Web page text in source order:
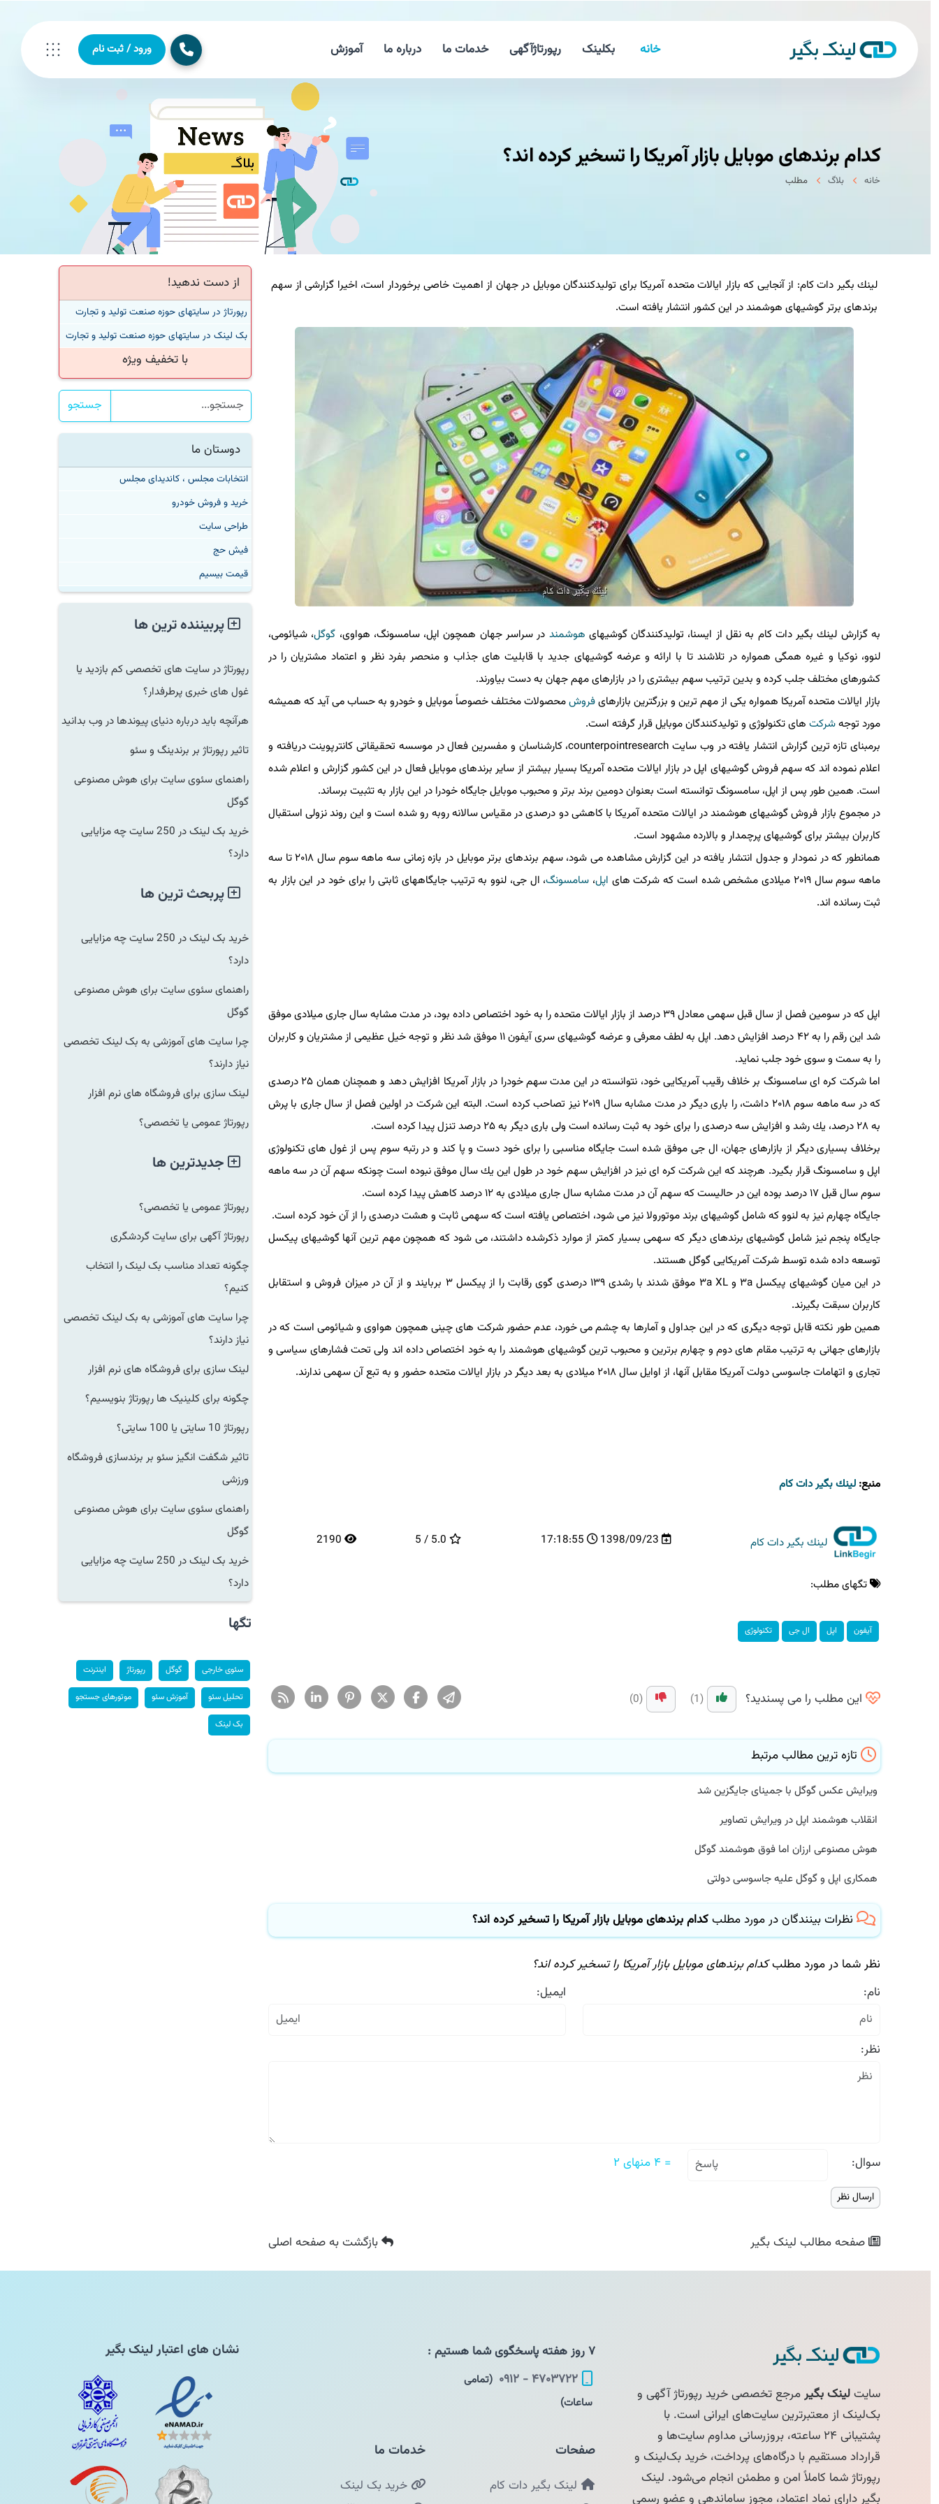
خانه بکلینک رپورتاژآگهی خدمات ما درباره ما آموزش ورود / ثبت نام
كدام برندهای موبایل بازار آمریكا را تسخیر كرده اند؟
خانه بلاگ مطلب
لینك بگیر دات كام: از آنجایی كه بازار ایالات متحده آمریكا برای تولیدكنندگان موبایل در جهان از اهمیت خاصی برخوردار است، اخیرا گزارشی از سهم
برندهای برتر گوشیهای هوشمند در این كشور انتشار یافته است.
به گزارش لینك بگیر دات كام به نقل از ایسنا، تولیدكنندگان گوشیهایهوشمنددر سراسر جهان همچون اپل، سامسونگ، هواوی،گوگل، شیائومی،
لنوو، نوكیا و غیره همگی همواره در تلاشند تا با ارائه و عرضه گوشیهای جدید با قابلیت های جذاب و منحصر بفرد نظر و اعتماد مشتریان را در
كشورهای مختلف جلب كرده و بدین ترتیب سهم بیشتری را در بازارهای مهم جهان به دست بیاورند.
بازار ایالات متحده آمریكا همواره یكی از مهم ترین و بزرگترین بازارهایفروشمحصولات مختلف خصوصاً موبایل و خودرو به حساب می آید كه همیشه
مورد توجهشركتهای تكنولوژی و تولیدكنندگان موبایل قرار گرفته است.
برمبنای تازه ترین گزارش انتشار یافته در وب سایت counterpointresearch، كارشناسان و مفسرین فعال در موسسه تحقیقاتی كانترپوینت دریافته و
اعلام نموده اند كه سهم فروش گوشیهای اپل در بازار ایالات متحده آمریكا بسیار بیشتر از سایر برندهای موبایل فعال در این كشور گزارش و اعلام شده
است. همین طور پس از اپل، سامسونگ توانسته است بعنوان دومین برند برتر و محبوب موبایل جایگاه خودرا در این بازار به تثبیت برساند.
در مجموع بازار فروش گوشیهای هوشمند در ایالات متحده آمریكا با كاهشی دو درصدی در مقیاس سالانه روبه رو شده است و این روند نزولی استقبال
كاربران بیشتر برای گوشیهای پرچمدار و بالارده مشهود است.
همانطور كه در نمودار و جدول انتشار یافته در این گزارش مشاهده می شود، سهم برندهای برتر موبایل در بازه زمانی سه ماهه سوم سال ۲۰۱۸ تا سه
ماهه سوم سال ۲۰۱۹ میلادی مشخص شده است كه شركت های
اپل،سامسونگ، ال جی، لنوو به ترتیب جایگاههای ثابتی را برای خود در این بازار به
ثبت رسانده اند.
اپل كه در سومین فصل از سال قبل سهمی معادل ۳۹ درصد از بازار ایالات متحده را به خود اختصاص داده بود، در مدت مشابه سال جاری میلادی موفق
شد این رقم را به ۴۲ درصد افزایش دهد. اپل به لطف معرفی و عرضه گوشیهای سری آیفون ۱۱ موفق شد نظر و توجه خیل عظیمی از مشتریان و كاربران
را به سمت و سوی خود جلب نماید.
اما شركت كره ای سامسونگ بر خلاف رقیب آمریكایی خود، نتوانسته در این مدت سهم خودرا در بازار آمریكا افزایش دهد و همچنان همان ۲۵ درصدی
كه در سه ماهه سوم ۲۰۱۸ داشت، را باری دیگر در مدت مشابه سال ۲۰۱۹ نیز تصاحب كرده است. البته این شركت در اولین فصل از سال جاری با پرش
به ۲۸ درصد، یك رشد و افزایش سه درصدی را برای خود به ثبت رسانده است ولی باری دیگر به ۲۵ درصد تنزل پیدا كرده است.
برخلاف بسیاری دیگر از بازارهای جهان، ال جی موفق شده است جایگاه مناسبی را برای خود دست و پا كند و در رتبه سوم پس از غول های تكنولوژی
اپل و سامسونگ قرار بگیرد. هرچند كه این شركت كره ای نیز در افزایش سهم خود در طول این یك سال موفق نبوده است چونكه سهم آن در سه ماهه
سوم سال قبل ۱۷ درصد بوده این در حالیست كه سهم آن در مدت مشابه سال جاری میلادی به ۱۲ درصد كاهش پیدا كرده است.
جایگاه چهارم نیز به لنوو كه شامل گوشیهای برند موتورولا نیز می شود، اختصاص یافته است كه سهمی ثابت و هشت درصدی را از آن خود كرده است.
جایگاه پنجم نیز شامل گوشیهای برندهای دیگر كه سهمی بسیار كمتر از موارد ذكرشده داشتند، می شود كه همچون مهم ترین آنها گوشیهای پیكسل
توسعه داده شده توسط شركت آمریكایی گوگل هستند.
در این میان گوشیهای پیكسل ۳a و ۳a XL موفق شدند با رشدی ۱۳۹ درصدی گوی رقابت را از پیكسل ۳ بربایند و از آن در میزان فروش و استقابل
كاربران سبقت بگیرند.
همین طور نكته قابل توجه دیگری كه در این جداول و آمارها به چشم می خورد، عدم حضور شركت های چینی همچون هواوی و شیائومی است كه در
بازارهای جهانی به ترتیب مقام های دوم و چهارم برترین و محبوب ترین گوشیهای هوشمند را به خود اختصاص داده اند ولی تحت فشارهای سیاسی و
تجاری و اتهامات جاسوسی دولت آمریكا مقابل آنها، از اوایل سال ۲۰۱۸ میلادی به بعد دیگر در بازار ایالات متحده حضور و به تبع آن سهمی ندارند.
منبع:لینك بگیر دات كام
لینك بگیر دات كام 1398/09/23
17:18:55
5.0 / 5
2190
تگهای مطلب:
آیفون اپل ال جی تكنولوژی
این مطلب را می پسندید؟
تازه ترین مطالب مرتبط
ویرایش عکس گوگل با جمینای جایگزین شد
انقلاب هوشمند اپل در ویرایش تصاویر
هوش مصنوعی ارزان اما فوق هوشمند گوگل
همکاری اپل و گوگل علیه جاسوسی دولتی
نظرات بینندگان در مورد مطلبكدام برندهای موبایل بازار آمریكا را تسخیر كرده اند؟
نظر شما در مورد مطلبكدام برندهای موبایل بازار آمریكا را تسخیر كرده اند؟
نام:
ایمیل:
نظر:
سوال: = ۴ منهای ۲
صفحه مطالبلینک بگیر بازگشتبه صفحه اصلی
از دست ندهید!
رپورتاژ در سایتهای حوزه صنعت تولید و تجارت
بک لینک در سایتهای حوزه صنعت تولید و تجارت
با تخفیف ویژه
جستجو
دوستان ما
انتخابات مجلس ، کاندیدای مجلس
خرید و فروش خودرو
طراحی سایت
فیش حج
قیمت بیسیم
پربیننده ترین ها
رپورتاژ در سایت های تخصصی کم بازدید یا
غول های خبری پرطرفدار؟
هرآنچه باید درباره دنیای پیوندها در وب بدانید
تاثیر رپورتاژ بر برندینگ و سئو
راهنمای سئوی سایت برای هوش مصنوعی
گوگل
خرید بک لینک در 250 سایت چه مزایایی
دارد؟
پربحث ترین ها
خرید بک لینک در 250 سایت چه مزایایی
دارد؟
راهنمای سئوی سایت برای هوش مصنوعی
گوگل
چرا سایت های آموزشی به بک لینک تخصصی
نیاز دارند؟
لینک سازی برای فروشگاه های نرم افزار
رپورتاژ عمومی یا تخصصی؟
جدیدترین ها
رپورتاژ عمومی یا تخصصی؟
رپورتاژ آگهی برای سایت گردشگری
چگونه تعداد مناسب بک لینک را انتخاب
کنیم؟
چرا سایت های آموزشی به بک لینک تخصصی
نیاز دارند؟
لینک سازی برای فروشگاه های نرم افزار
چگونه برای کلینیک ها رپورتاژ بنویسیم؟
رپورتاژ 10 سایتی یا 100 سایتی؟
تاثیر شگفت انگیز سئو بر برندسازی فروشگاه
ورزشی
راهنمای سئوی سایت برای هوش مصنوعی
گوگل
خرید بک لینک در 250 سایت چه مزایایی
دارد؟
تگها
سئوی خارجی گوگل رپورتاژ اینترنت
تحلیل سئو آموزش سئو موتورهای جستجو
بک لینک
سایتلینک بگیرمرجع تخصصی خرید رپورتاژ آگهی و
بک‌لینک از معتبرترین سایت‌های ایرانی است. با
پشتیبانی ۲۴ ساعته، بروزرسانی مداوم سایت‌ها و
قرارداد مستقیم با درگاه‌های پرداخت، خرید بک‌لینک و
رپورتاژ شما کاملاً امن و مطمئن انجام می‌شود. لینک
بگیر دارای نماد اعتماد، مجوز ساماندهی و عضو رسمی
۴۷۰۳۷۲۲ - ۰۹۱۲
(تمامی
ساعات)
صفحات
لینک بگیر دات کام
خدمات ما
خرید بک لینک
نشان های اعتبار لینک بگیر